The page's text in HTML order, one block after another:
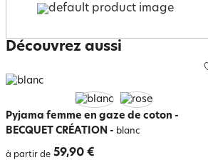
Découvrez aussi
Pyjama femme en gaze de coton -
BECQUET CRÉATION - blanc
à partir de 59,90 €